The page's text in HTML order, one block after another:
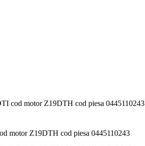
cod motor Z19DTH cod piesa 0445110243